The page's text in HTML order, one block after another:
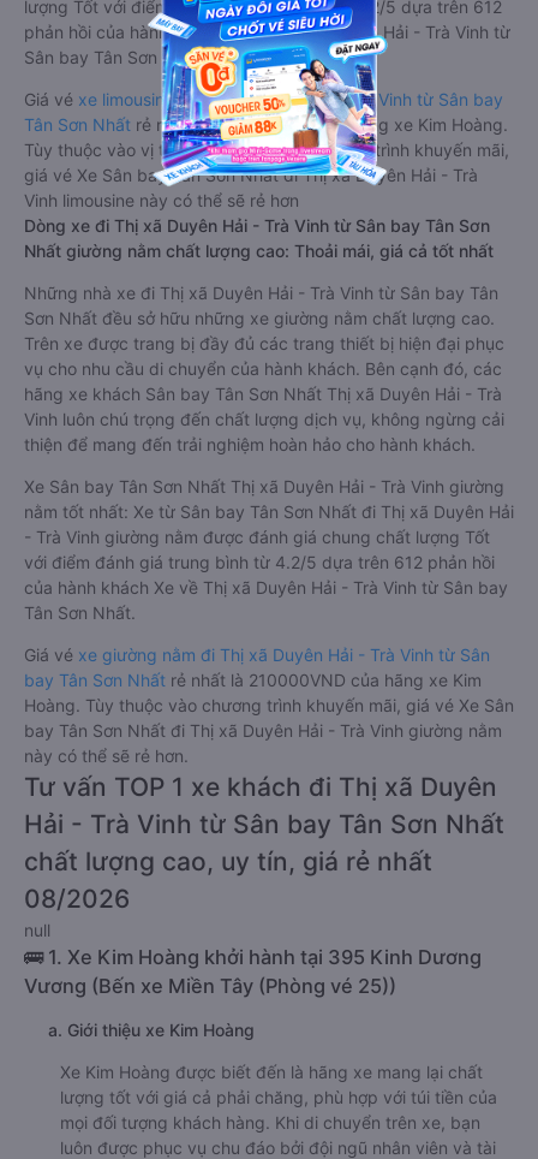
lượng Tốt với điểm đánh giá trung bình từ 4.2/5 dựa trên 612
phản hồi của hành khách Xe về Thị xã Duyên Hải - Trà Vinh từ
Sân bay Tân Sơn Nhất.
Giá vé xe limousine đi Thị xã Duyên Hải - Trà Vinh từ Sân bay
Tân Sơn Nhất rẻ nhất là 210000VND của hãng xe Kim Hoàng.
Tùy thuộc vào vị trí ngồi của bạn và chương trình khuyến mãi,
giá vé Xe Sân bay Tân Sơn Nhất đi Thị xã Duyên Hải - Trà
Vinh limousine này có thể sẽ rẻ hơn
Dòng xe đi Thị xã Duyên Hải - Trà Vinh từ Sân bay Tân Sơn
Nhất giường nằm chất lượng cao: Thoải mái, giá cả tốt nhất
Những nhà xe đi Thị xã Duyên Hải - Trà Vinh từ Sân bay Tân
Sơn Nhất đều sở hữu những xe giường nằm chất lượng cao.
Trên xe được trang bị đầy đủ các trang thiết bị hiện đại phục
vụ cho nhu cầu di chuyển của hành khách. Bên cạnh đó, các
hãng xe khách Sân bay Tân Sơn Nhất Thị xã Duyên Hải - Trà
Vinh luôn chú trọng đến chất lượng dịch vụ, không ngừng cải
thiện để mang đến trải nghiệm hoàn hảo cho hành khách.
Xe Sân bay Tân Sơn Nhất Thị xã Duyên Hải - Trà Vinh giường
nằm tốt nhất: Xe từ Sân bay Tân Sơn Nhất đi Thị xã Duyên Hải
- Trà Vinh giường nằm được đánh giá chung chất lượng Tốt
với điểm đánh giá trung bình từ 4.2/5 dựa trên 612 phản hồi
của hành khách Xe về Thị xã Duyên Hải - Trà Vinh từ Sân bay
Tân Sơn Nhất.
Giá vé xe giường nằm đi Thị xã Duyên Hải - Trà Vinh từ Sân
bay Tân Sơn Nhất rẻ nhất là 210000VND của hãng xe Kim
Hoàng. Tùy thuộc vào chương trình khuyến mãi, giá vé Xe Sân
bay Tân Sơn Nhất đi Thị xã Duyên Hải - Trà Vinh giường nằm
này có thể sẽ rẻ hơn.
Tư vấn TOP 1 xe khách đi Thị xã Duyên
Hải - Trà Vinh từ Sân bay Tân Sơn Nhất
chất lượng cao, uy tín, giá rẻ nhất
08/2026
null
🚌 1. Xe Kim Hoàng khởi hành tại 395 Kinh Dương
Vương (Bến xe Miền Tây (Phòng vé 25))
a. Giới thiệu xe Kim Hoàng
Xe Kim Hoàng được biết đến là hãng xe mang lại chất
lượng tốt với giá cả phải chăng, phù hợp với túi tiền của
mọi đối tượng khách hàng. Khi di chuyển trên xe, bạn
luôn được phục vụ chu đáo bởi đội ngũ nhân viên và tài